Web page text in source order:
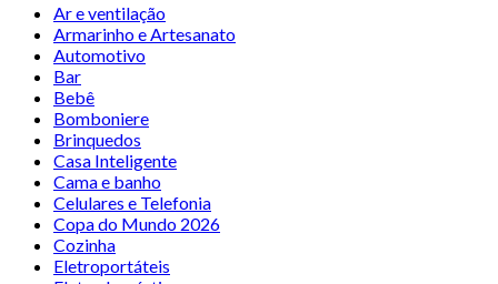
Ar e ventilação
Armarinho e Artesanato
Automotivo
Bar
Bebê
Bomboniere
Brinquedos
Casa Inteligente
Cama e banho
Celulares e Telefonia
Copa do Mundo 2026
Cozinha
Eletroportáteis